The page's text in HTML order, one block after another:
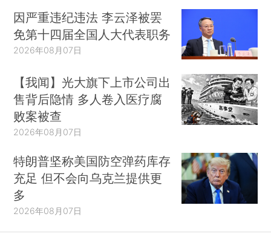
因严重违纪违法 李云泽被罢
免第十四届全国人大代表职务
2026年08月07日
【我闻】光大旗下上市公司出
售背后隐情 多人卷入医疗腐
败案被查
2026年08月07日
特朗普坚称美国防空弹药库存
充足 但不会向乌克兰提供更
多
2026年08月07日